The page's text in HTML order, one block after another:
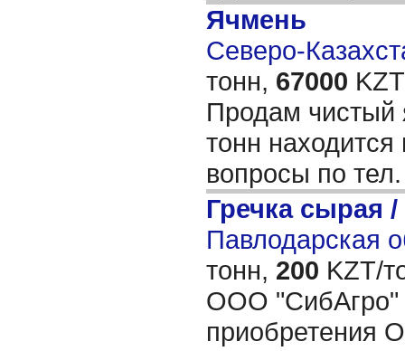
Ячмень
Северо-
тонн, 67000
Продам чистый
тонн находится
вопросы по
Гречка сырая /
Павлодарская
тонн, 200 KZT/
ООО "СибАгро"
приобретения